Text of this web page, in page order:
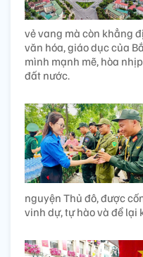
vẻ vang mà còn khẳng
văn hóa, giáo dục của
mình mạnh mẽ, hòa
đất nước.
nguyện Thủ đô, được
vinh dự, tự hào và để lại